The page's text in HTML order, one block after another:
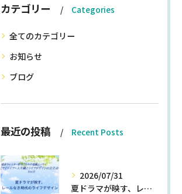
カテゴリー Categories
全てのカテゴリー
お知らせ
ブログ
最近の投稿 Recent Posts
2026/07/31
夏ドラマが映す、レールなき時代のライフデザイン